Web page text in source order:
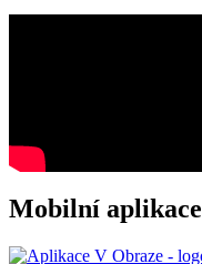
Mobilní aplikace